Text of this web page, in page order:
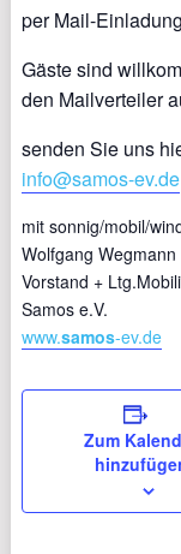
per Mail-
Gäste sind
den Mailverteiler
senden Sie uns
info@samos-ev.de
mit sonnig/mobil/
Wolfgang Wegmann
Vorstand +
Samos e.V.
www.samos-ev.de
Zum